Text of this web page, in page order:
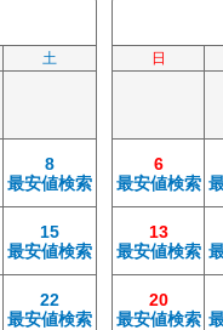
土
8
最安値検索
15
最安値検索
22
最安値検索
日
6
最安値検索
13
最安値検索
20
最安値検索